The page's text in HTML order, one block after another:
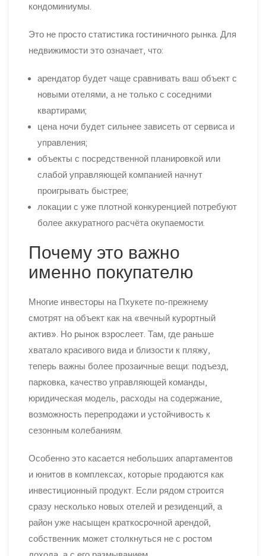
кондоминиумы.
Это не просто статистика гостиничного рынка. Для
недвижимости это означает, что:
арендатор будет чаще сравнивать ваш объект с
новыми отелями, а не только с соседними
квартирами;
цена ночи будет сильнее зависеть от сервиса и
управления;
объекты с посредственной планировкой или
слабой управляющей компанией начнут
проигрывать быстрее;
локации с уже плотной конкуренцией потребуют
более аккуратного расчёта окупаемости.
Почему это важно
именно покупателю
Многие инвесторы на Пхукете по-прежнему
смотрят на объект как на «вечный курортный
актив». Но рынок взрослеет. Там, где раньше
хватало красивого вида и близости к пляжу,
теперь важны более прозаичные вещи: подъезд,
парковка, качество управляющей команды,
юридическая модель, расходы на содержание,
возможность перепродажи и устойчивость к
сезонным колебаниям.
Особенно это касается небольших апартаментов
и юнитов в комплексах, которые продаются как
инвестиционный продукт. Если рядом строится
сразу несколько новых отелей и резиденций, а
район уже насыщен краткосрочной арендой,
собственник может столкнуться не с ростом